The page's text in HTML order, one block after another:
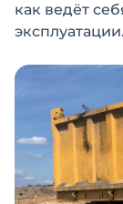
как ведёт
эксплуатации.